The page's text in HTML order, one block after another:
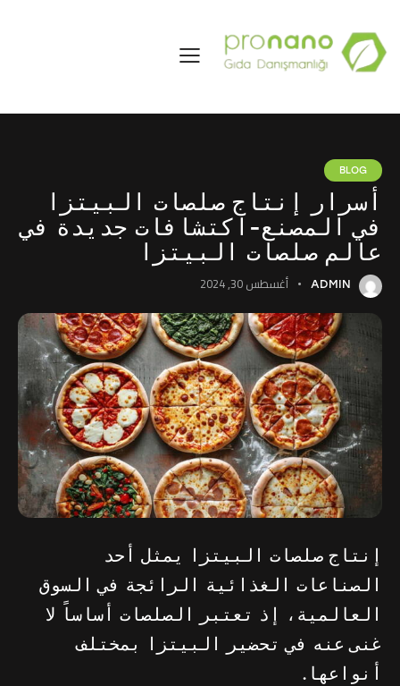
BLOG
أسرار إنتاج صلصات البيتزا
في المصنع-اكتشافات جديدة في
عالم صلصات البيتزا
ADMIN أغسطس 30, 2024
إنتاج صلصات البيتزا يمثل أحد
الصناعات الغذائية الرائجة في السوق
العالمية، إذ تعتبر الصلصات أساساً لا
غنى عنه في تحضير البيتزا بمختلف
أنواعها.